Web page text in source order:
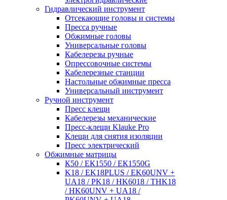
Гидравлический инструмент
Отсекающие головы и системы
Пресса ручные
Обжимные головы
Универсальные головы
Кабелерезы ручные
Опрессовочные системы
Кабелерезные станции
Настольные обжимные пресса
Универсальный инструмент
Ручной инструмент
Пресс клещи
Кабелерезы механические
Пресс-клещи Klauke Pro
Клещи для снятия изоляции
Пресс электрический
Обжимные матрицы
К50 / ЕК1550 / ЕК1550G
K18 / EK18PLUS / EK60UNV +
UA18 / PK18 / HK6018 / THK18
/ HK60UNV + UA18 /